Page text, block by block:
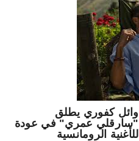
وائل كفوري يطلق
"سارقلي عمري" في عودة
للأغنية الرومانسية